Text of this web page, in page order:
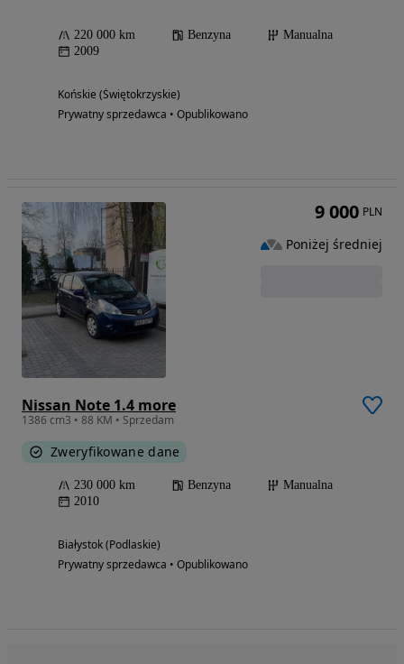
220 000 km Benzyna
Manualna
2009
Końskie (Świętokrzyskie)
Prywatny sprzedawca • Opublikowano
Nissan Note 1.4 more
1386 cm3 • 88 KM • Sprzedam
Zweryfikowane dane
230 000 km Benzyna
Manualna
2010
Białystok (Podlaskie)
Prywatny sprzedawca • Opublikowano
9 000 PLN
Poniżej średniej